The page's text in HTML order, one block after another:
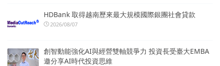
HDBank 取得越南歷來最大規模國際銀團社會貸款
2026/08/07
創智動能強化AI與經營雙軸競爭力 投資長受臺大EMBA
邀分享AI時代投資思維